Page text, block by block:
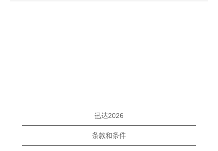
迅达2026
条款和条件